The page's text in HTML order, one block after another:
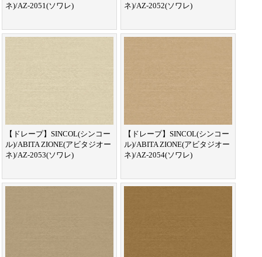
ネ)/AZ-2051(ソワレ)
ネ)/AZ-2052(ソワレ)
【ドレープ】SINCOL(シンコー
ル)/ABITA ZIONE(アビタジオー
ネ)/AZ-2053(ソワレ)
【ドレープ】SINCOL(シンコー
ル)/ABITA ZIONE(アビタジオー
ネ)/AZ-2054(ソワレ)